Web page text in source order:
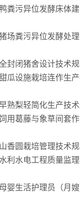
粪污异位发酵床体
场粪污异位发酵处
封闭猪舍设计技术
瓜设施栽培连作生
熟梨轻简化生产技
用葛藤与象草间套
香圆栽培管理技术
利水电工程质量监
婴生活护理员（月